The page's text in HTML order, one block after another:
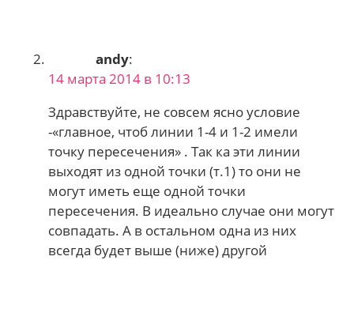
andy:
14 марта 2014 в 10:13
Здравствуйте, не совсем ясно условие
-«главное, чтоб линии 1-4 и 1-2 имели
точку пересечения» . Так ка эти линии
выходят из одной точки (т.1) то они не
могут иметь еще одной точки
пересечения. В идеально случае они могут
совпадать. А в остальном одна из них
всегда будет выше (ниже) другой